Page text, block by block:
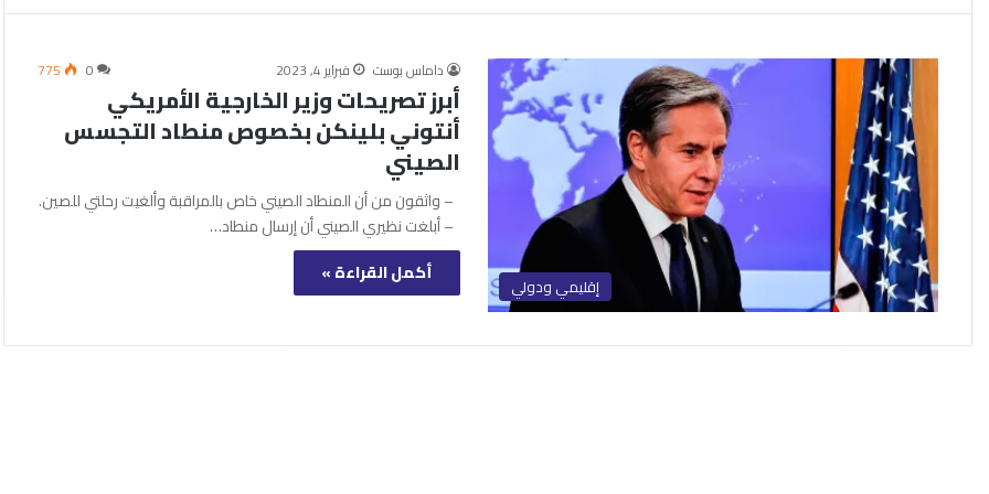
إقليمي ودولي
داماس بوست فبراير 4, 2023 0
775
أبرز تصريحات وزير الخارجية الأمريكي
أنتوني بلينكن بخصوص منطاد التجسس
الصيني
– واثقون من أن المنطاد الصيني خاص بالمراقبة وألغيت رحلتي للصين.
– أبلغت نظيري الصيني أن إرسال منطاد…
أكمل القراءة »